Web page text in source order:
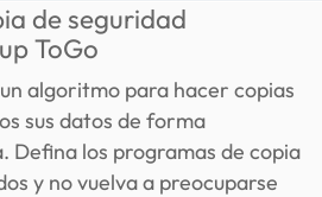
de seguridad
ToGo
algoritmo para hacer copias
sus datos de forma
Defina los programas de copia
y no vuelva a preocuparse